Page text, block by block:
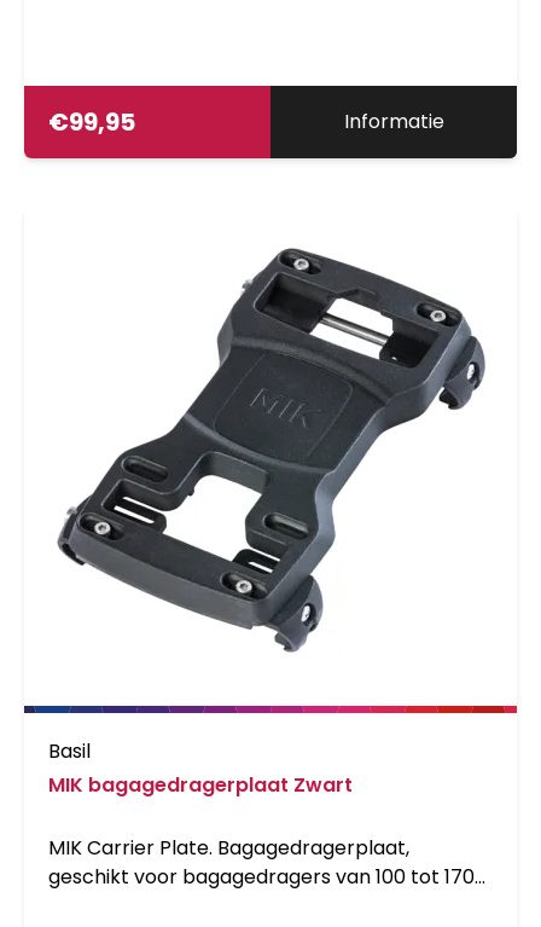
€99,95 Informatie
Basil
MIK bagagedragerplaat Zwart
MIK Carrier Plate. Bagagedragerplaat,
geschikt voor bagagedragers van 100 tot 170